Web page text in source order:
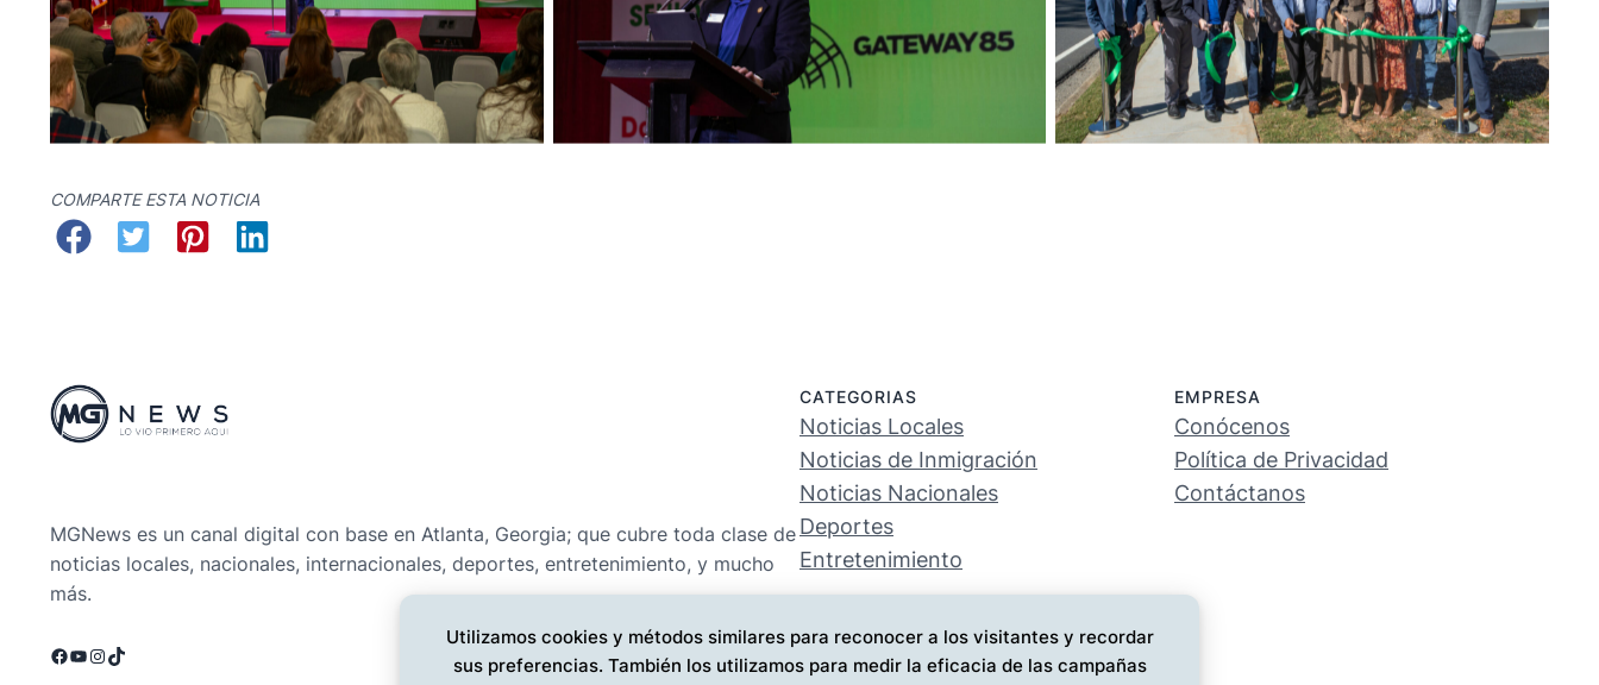
COMPARTE ESTA NOTICIA
MGNews es un canal digital con base en Atlanta, Georgia; que cubre toda clase de
noticias locales, nacionales, internacionales, deportes, entretenimiento, y mucho
más.
Facebook
YouTube
Instagram
TikTok
CATEGORIAS
Noticias Locales
Noticias de Inmigración
Noticias Nacionales
Deportes
Entretenimiento
EMPRESA
Conócenos
Política de Privacidad
Contáctanos
Utilizamos cookies y métodos similares para reconocer a los visitantes y recordar
sus preferencias. También los utilizamos para medir la eficacia de las campañas